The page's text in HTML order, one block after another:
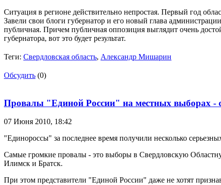
Ситуация в регионе действительно непростая. Первый год
Завели свои блоги губернатор и его новый глава
публичная. Причем публичная оппозиция выглядит очень
губернатора, вот это будет результат.
Теги: Свердловская область, Александр Мишарин
Обсудить (0)
Провалы "Единой России" на местных выборах -
07 Июня 2010, 18:42
"Единороссы" за последнее время получили несколько
Самые громкие провалы - это выборы в Свердловскую
Илимск и Братск.
При этом представители "Единой России" даже не хотят